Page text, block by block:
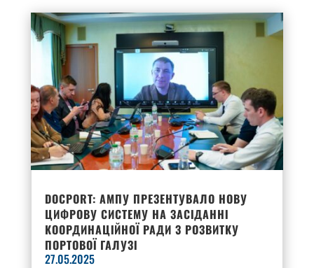
DOCPORT: АМПУ ПРЕЗЕНТУВАЛО НОВУ
ЦИФРОВУ СИСТЕМУ НА ЗАСІДАННІ
КООРДИНАЦІЙНОЇ РАДИ З РОЗВИТКУ
ПОРТОВОЇ ГАЛУЗІ
27.05.2025